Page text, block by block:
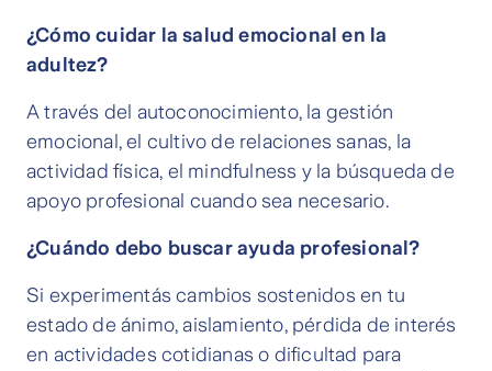
¿Cómo cuidar la salud emocional en la
adultez?
A través del autoconocimiento, la gestión
emocional, el cultivo de relaciones sanas, la
actividad física, el mindfulness y la búsqueda de
apoyo profesional cuando sea necesario.
¿Cuándo debo buscar ayuda profesional?
Si experimentás cambios sostenidos en tu
estado de ánimo, aislamiento, pérdida de interés
en actividades cotidianas o dificultad para